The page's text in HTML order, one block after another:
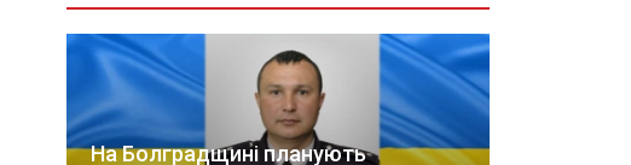
На Болградщині планують